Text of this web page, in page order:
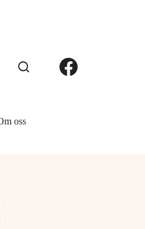
oss